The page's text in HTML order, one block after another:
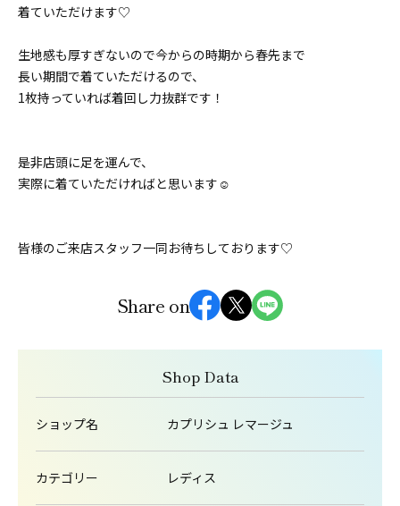
着ていただけます♡
生地感も厚すぎないので今からの時期から春先まで
長い期間で着ていただけるので、
1枚持っていれば着回し力抜群です！
是非店頭に足を運んで、
実際に着ていただければと思います☺️
皆様のご来店スタッフ一同お待ちしております♡
Share on
Shop Data
ショップ名 カプリシュ レマージュ
カテゴリー レディス